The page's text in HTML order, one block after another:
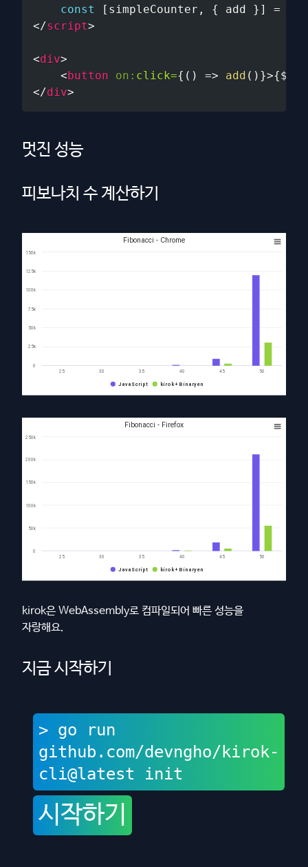
const
[ simpleCounter , { add } ] =
</script>
<div>
<button on: click={ ( ) => add ( ) }>{
</div>
멋진 성능
피보나치 수 계산하기
kirok은 WebAssembly로 컴파일되어 빠른 성능을
자랑해요.
지금 시작하기
> go run
github.com/devngho/kirok-
cli@latest init
시작하기